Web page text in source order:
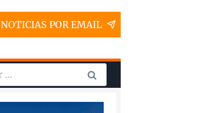
NOTICIAS POR EMAIL